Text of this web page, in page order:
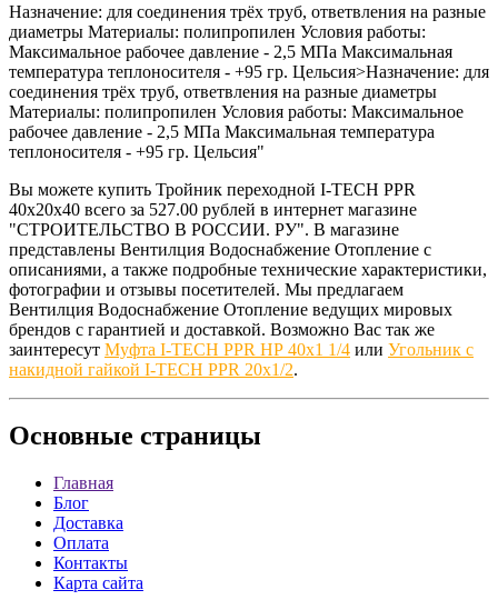
Назначение: для соединения трёх труб, ответвления на разные
диаметры Материалы: полипропилен Условия работы:
Максимальное рабочее давление - 2,5 МПа Максимальная
температура теплоносителя - +95 гр. Цельсия>Назначение: для
соединения трёх труб, ответвления на разные диаметры
Материалы: полипропилен Условия работы: Максимальное
рабочее давление - 2,5 МПа Максимальная температура
теплоносителя - +95 гр. Цельсия"
Вы можете купить Тройник переходной I-TECH PPR
40x20x40 всего за 527.00 рублей в интернет магазине
"СТРОИТЕЛЬСТВО В РОССИИ. РУ". В магазине
представлены Вентилция Водоснабжение Отопление с
описаниями, а также подробные технические характеристики,
фотографии и отзывы посетителей. Мы предлагаем
Вентилция Водоснабжение Отопление ведущих мировых
брендов с гарантией и доставкой. Возможно Вас так же
заинтересут Муфта I-TECH PPR НР 40x1 1/4 или Угольник с
накидной гайкой I-TECH PPR 20x1/2.
Основные страницы
Главная
Блог
Доставка
Оплата
Контакты
Карта сайта